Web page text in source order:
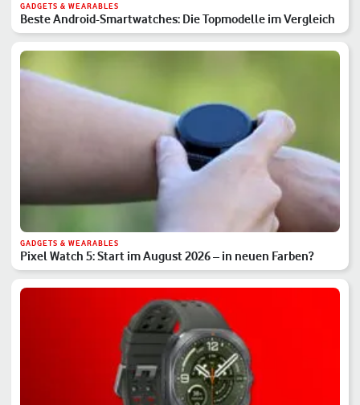
GADGETS & WEARABLES
Beste Android-Smartwatches: Die Topmodelle im Vergleich
GADGETS & WEARABLES
Pixel Watch 5: Start im August 2026 – in neuen Farben?